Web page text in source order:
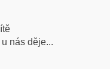
nás děje...